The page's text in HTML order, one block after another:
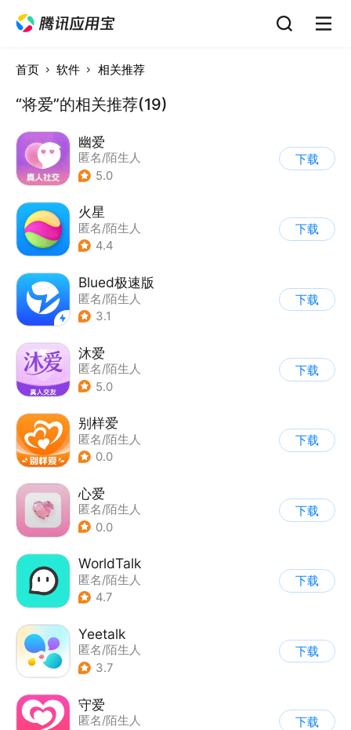
首页 软件 相关推荐
“将爱”的相关推荐(19)
幽爱
匿名/陌生人
5.0
下载
火星
匿名/陌生人
4.4
下载
Blued极速版
匿名/陌生人
3.1
下载
沐爱
匿名/陌生人
5.0
下载
别样爱
匿名/陌生人
0.0
下载
心爱
匿名/陌生人
0.0
下载
WorldTalk
匿名/陌生人
4.7
下载
Yeetalk
匿名/陌生人
3.7
下载
守爱
匿名/陌生人
下载